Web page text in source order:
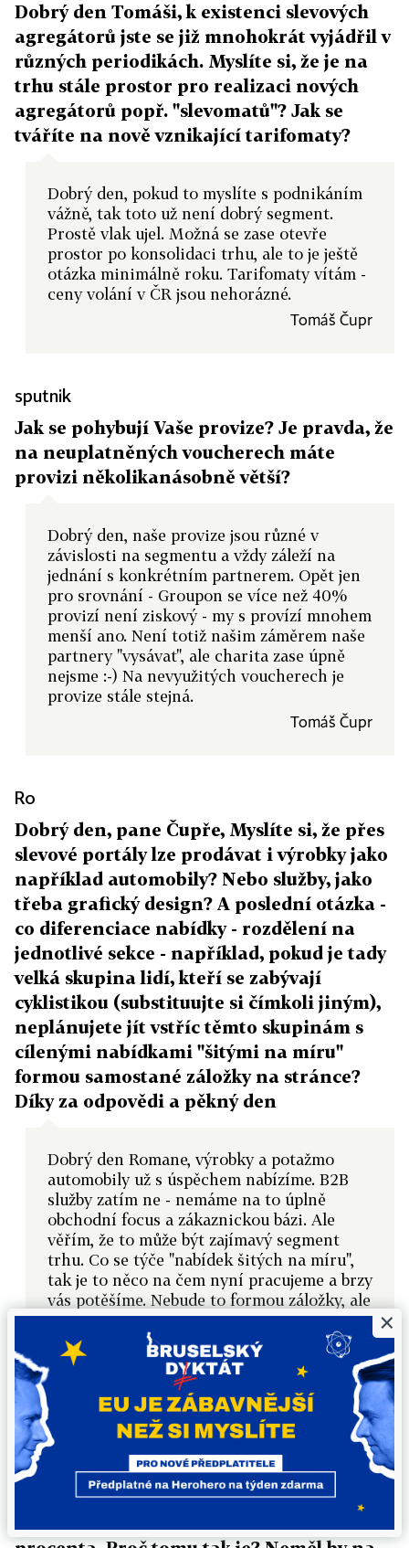
Dobrý den Tomáši, k existenci slevových
agregátorů jste se již mnohokrát vyjádřil v
různých periodikách. Myslíte si, že je na
trhu stále prostor pro realizaci nových
agregátorů popř. "slevomatů"? Jak se
tváříte na nově vznikající tarifomaty?
Dobrý den, pokud to myslíte s podnikáním
vážně, tak toto už není dobrý segment.
Prostě vlak ujel. Možná se zase otevře
prostor po konsolidaci trhu, ale to je ještě
otázka minimálně roku. Tarifomaty vítám -
ceny volání v ČR jsou nehorázné.
Tomáš Čupr
sputnik
Jak se pohybují Vaše provize? Je pravda, že
na neuplatněných voucherech máte
provizi několikanásobně větší?
Dobrý den, naše provize jsou různé v
závislosti na segmentu a vždy záleží na
jednání s konkrétním partnerem. Opět jen
pro srovnání - Groupon se více než 40%
provizí není ziskový - my s provízí mnohem
menší ano. Není totiž našim záměrem naše
partnery "vysávat", ale charita zase úpně
nejsme :-) Na nevyužitých voucherech je
provize stále stejná.
Tomáš Čupr
Ro
Dobrý den, pane Čupře, Myslíte si, že přes
slevové portály lze prodávat i výrobky jako
například automobily? Nebo služby, jako
třeba grafický design? A poslední otázka -
co diferenciace nabídky - rozdělení na
jednotlivé sekce - například, pokud je tady
velká skupina lidí, kteří se zabývají
cyklistikou (substituujte si čímkoli jiným),
neplánujete jít vstříc těmto skupinám s
cílenými nabídkami "šitými na míru"
formou samostané záložky na stránce?
Díky za odpovědi a pěkný den
Dobrý den Romane, výrobky a potažmo
automobily už s úspěchem nabízíme. B2B
služby zatím ne - nemáme na to úplně
obchodní focus a zákaznickou bázi. Ale
věřím, že to může být zajímavý segment
trhu. Co se týče "nabídek šitých na míru",
tak je to něco na čem nyní pracujeme a brzy
vás potěšíme. Nebude to formou záložky, ale
mnohem mnohem elegantnější řešení :-)
Hezký den i Vám!
Tomáš Čupr
Iveta
Dobrý den, píšete, že existuje procento
poukazů, které se nevyužije. Slyšela jsem,
×